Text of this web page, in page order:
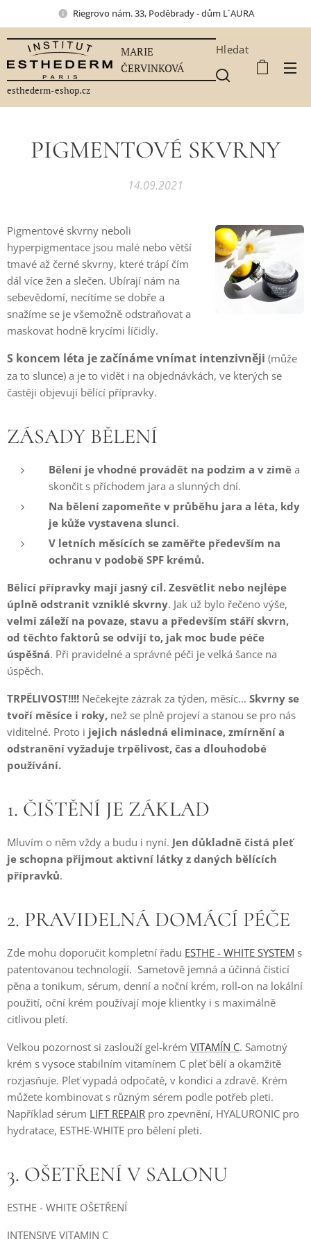
Riegrovo nám. 33, Poděbrady - dům L´AURA
MARIE
ČERVINKOVÁ
esthederm-eshop.cz
Hledat
PIGMENTOVÉ SKVRNY
14.09.2021
Pigmentové skvrny neboli
hyperpigmentace jsou malé nebo větší
tmavé až černé skvrny, které trápí čím
dál více žen a slečen. Ubírají nám na
sebevědomí, necítíme se dobře a
snažíme se je všemožně odstraňovat a
maskovat hodně krycími líčidly.
S koncem léta je začínáme vnímat intenzivněji (může
za to slunce) a je to vidět i na objednávkách, ve kterých se
častěji objevují bělící přípravky.
ZÁSADY BĚLENÍ
Bělení je vhodné provádět na podzim a v zimě a
skončit s příchodem jara a slunných dní.
Na bělení zapomeňte v průběhu jara a léta, kdy
je kůže vystavena slunci.
V letních měsících se zaměřte především na
ochranu v podobě SPF krémů.
Bělící přípravky mají jasný cíl. Zesvětlit nebo nejlépe
úplně odstranit vzniklé skvrny. Jak už bylo řečeno výše,
velmi záleží na povaze, stavu a především stáří skvrn,
od těchto faktorů se odvíjí to, jak moc bude péče
úspěšná. Při pravidelné a správné péči je velká šance na
úspěch.
TRPĚLIVOST!!!! Nečekejte zázrak za týden, měsíc... Skvrny se
tvoří měsíce i roky, než se plně projeví a stanou se pro nás
viditelné. Proto i jejich následná eliminace, zmírnění a
odstranění vyžaduje trpělivost, čas a dlouhodobé
používání.
1. ČIŠTĚNÍ JE ZÁKLAD
Mluvím o něm vždy a budu i nyní. Jen důkladně čistá pleť
je schopna přijmout aktivní látky z daných bělících
přípravků.
2. PRAVIDELNÁ DOMÁCÍ PÉČE
Zde mohu doporučit kompletní řadu ESTHE - WHITE SYSTEM s
patentovanou technologií. Sametově jemná a účinná čisticí
pěna a tonikum, sérum, denní a noční krém, roll-on na lokální
použití, oční krém používají moje klientky i s maximálně
citlivou pletí.
Velkou pozornost si zaslouží gel-krém VITAMÍN C. Samotný
krém s vysoce stabilním vitamínem C pleť bělí a okamžitě
rozjasňuje. Pleť vypadá odpočatě, v kondici a zdravě. Krém
můžete kombinovat s různým sérem podle potřeb pleti.
Například sérum LIFT REPAIR pro zpevnění, HYALURONIC pro
hydratace, ESTHE-WHITE pro bělení pleti.
3. OŠETŘENÍ V SALONU
ESTHE - WHITE OŠETŘENÍ
INTENSIVE VITAMIN C